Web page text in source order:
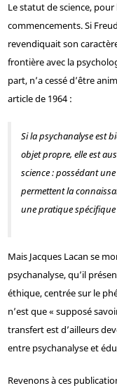
Le statut de science,
commencements. Si
revendiquait son
frontière avec la
part, n’a cessé d’être
article de 1964 :
Si la psychanalyse est
objet propre, elle est
science : possédant
permettent la
une pratique
Mais Jacques Lacan se
psychanalyse, qu’il
éthique, centrée sur le
n’est que « supposé
transfert est d’ailleurs
entre psychanalyse et
Revenons à ces